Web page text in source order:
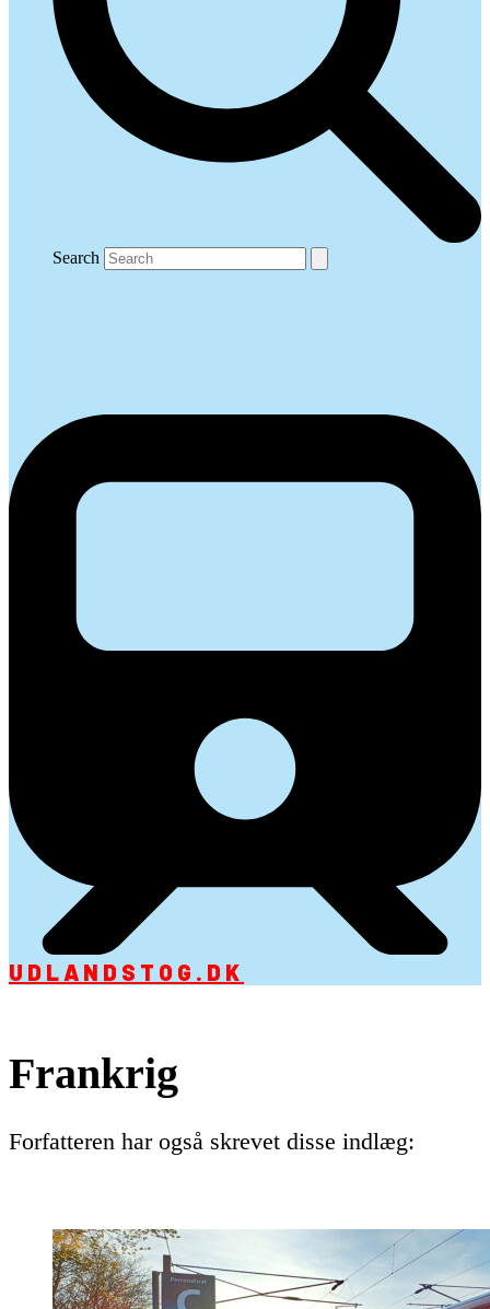
Search
UDLANDSTOG.DK
Frankrig
Forfatteren har også skrevet disse indlæg: